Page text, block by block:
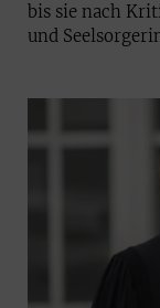
bis sie nach
und